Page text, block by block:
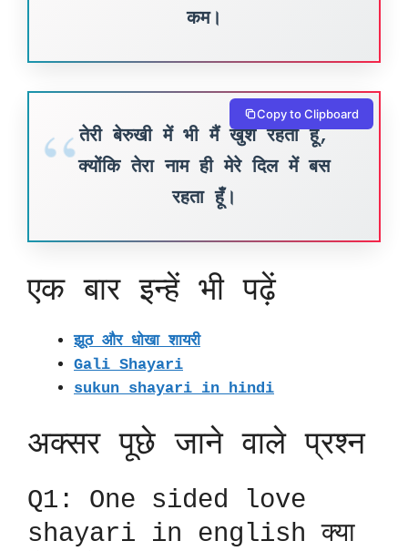
कम।
तेरी बेरुखी में भी मैं खुश रहता हूँ,
क्योंकि तेरा नाम ही मेरे दिल में बस
रहता हूँ।
Copy to Clipboard
एक बार इन्हें भी पढ़ें
झूठ और धोखा शायरी
Gali Shayari
sukun shayari in hindi
अक्सर पूछे जाने वाले प्रश्न
Q1: One sided love
shayari in english क्या